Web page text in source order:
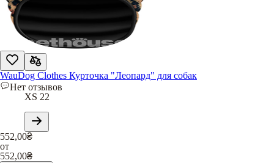
WauDog Clothes Курточка "Леопард" для собак
Нет отзывов
XS 22
552,00₴
от
552,00₴